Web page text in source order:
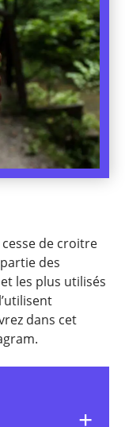
de croitre
des
les plus utilisés
dans cet